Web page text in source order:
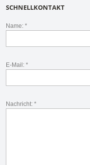
SCHNELLKONTAKT
Name: *
E-Mail: *
Nachricht: *